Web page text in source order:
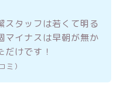
スタッフは若くて明る
マイナスは早朝が無か
だけです！
ミ）